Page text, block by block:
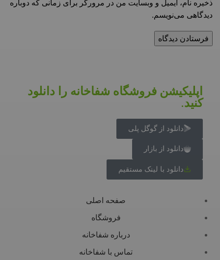
ذخیره نام، ایمیل و وبسایت من در مرورگر برای زمانی که دوباره
دیدگاهی می‌نویسم.
اپلیکیشن فروشگاه شفاخانه را دانلود
کنید.
دانلود از گوگل پلی
دانلود از بازار
دانلود با لینک مستقیم
صفحه اصلی
فروشگاه
درباره شفاخانه
تماس با شفاخانه